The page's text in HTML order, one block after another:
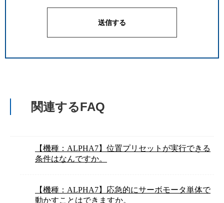
関連するFAQ
【機種：ALPHA7】位置プリセットが実行できる
条件はなんですか。
【機種：ALPHA7】応急的にサーボモータ単体で
動かすことはできますか。